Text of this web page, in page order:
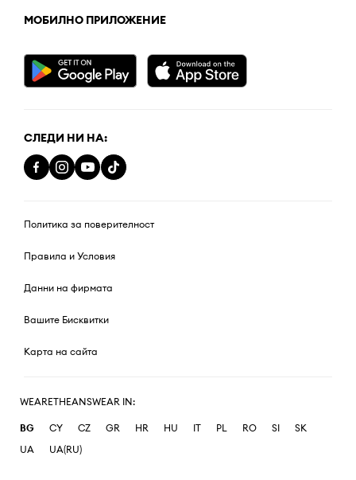
МОБИЛНО ПРИЛОЖЕНИЕ
СЛЕДИ НИ НА:
Политика за поверителност
Правила и Условия
Данни на фирмата
Вашите Бисквитки
Карта на сайта
WEARETHEANSWEAR IN:
BG CY CZ GR HR HU IT PL RO SI
SK
UA
UA(RU)